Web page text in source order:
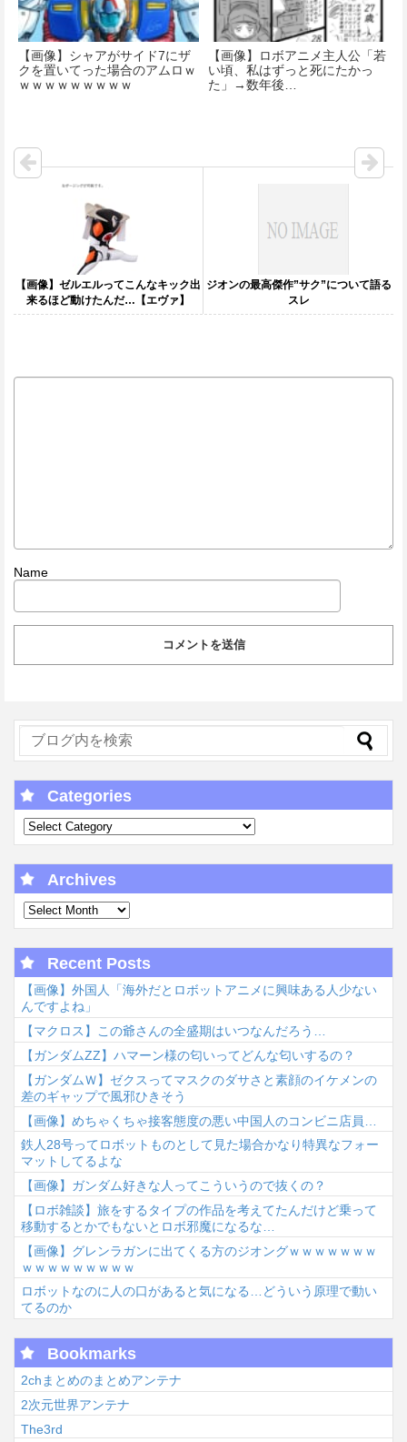
【画像】シャアがサイド7にザ
クを置いてった場合のアムロｗ
ｗｗｗｗｗｗｗｗｗ
【画像】ロボアニメ主人公「若
い頃、私はずっと死にたかっ
た」→数年後…
【画像】ゼルエルってこんなキック出
来るほど動けたんだ…【エヴァ】
ジオンの最高傑作”サク”について語る
スレ
Name
Categories
Archives
Recent Posts
【画像】外国人「海外だとロボットアニメに興味ある人少ない
んですよね」
【マクロス】この爺さんの全盛期はいつなんだろう…
【ガンダムΖΖ】ハマーン様の匂いってどんな匂いするの？
【ガンダムＷ】ゼクスってマスクのダサさと素顔のイケメンの
差のギャップで風邪ひきそう
【画像】めちゃくちゃ接客態度の悪い中国人のコンビニ店員…
鉄人28号ってロボットものとして見た場合かなり特異なフォー
マットしてるよな
【画像】ガンダム好きな人ってこういうので抜くの？
【ロボ雑談】旅をするタイプの作品を考えてたんだけど乗って
移動するとかでもないとロボ邪魔になるな…
【画像】グレンラガンに出てくる方のジオングｗｗｗｗｗｗｗ
ｗｗｗｗｗｗｗｗｗ
ロボットなのに人の口があると気になる…どういう原理で動い
てるのか
Bookmarks
2chまとめのまとめアンテナ
2次元世界アンテナ
The3rd